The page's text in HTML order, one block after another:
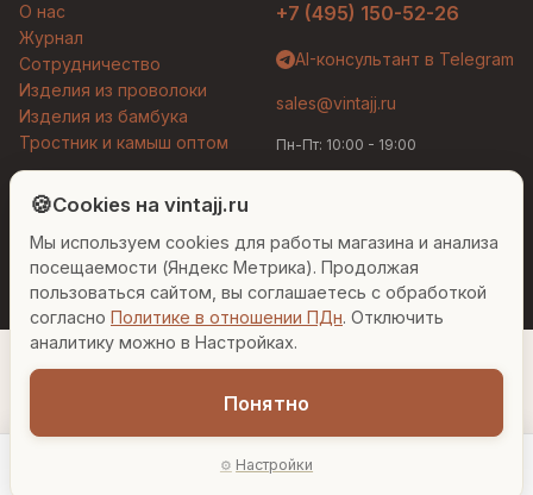
О нас
Журнал
Сотрудничество
Изделия из проволоки
Изделия из бамбука
Тростник и камыш оптом
+7 (495) 150-52-26
AI-консультант в Telegram
sales@vintajj.ru
Пн-Пт: 10:00 - 19:00
© 2026 Vintajj. Все права защищены.
Договор оферты
Политика конфиденциальности
Согласие на обработку ПДн
Настройки cookies
🍪Cookies на vintajj.ru
Мы используем cookies для работы магазина и анализа
посещаемости (Яндекс Метрика). Продолжая
пользоваться сайтом, вы соглашаетесь с обработкой
согласно Политике в отношении ПДн. Отключить
аналитику можно в Настройках.
Понятно
Настройки
Людмила
Привет! Я Людмила, ваш персональный
консультант по декору. Чем могу помочь?
Вазы для гостиной Подарок до 5000₽ Сочетание металлов